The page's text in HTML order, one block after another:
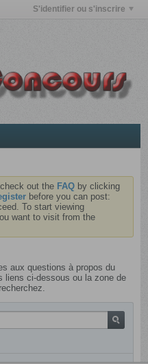
S'identifier ou s'inscrire
out the FAQ by clicking
before you can post:
To start viewing
want to visit from the
aux questions à propos du
liens ci-dessous ou la zone de